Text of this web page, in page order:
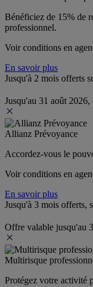
Bénéficiez de 15% de
professionnel.
Voir conditions en
En savoir plus
Jusqu'à 2 mois offerts
Jusqu'au 31 août
Allianz Prévoyance
Accordez-vous le
Voir conditions en
En savoir plus
Jusqu'à 3 mois offerts,
Offre valable jusqu'au
Multirisque
Protégez votre activité